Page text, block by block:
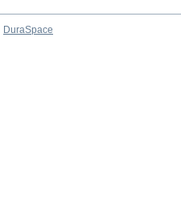
DuraSpace